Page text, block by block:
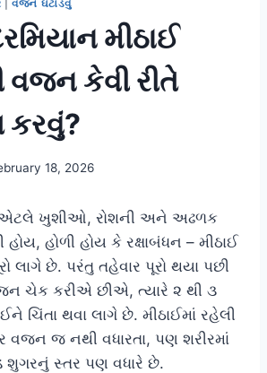
|વજન ઘટાડવું
મીઠાઈ
વજન કેવી રીતે
કરવું?
18, 2026
એટલે ખુશીઓ, રોશની અને અઢળક
હોય, હોળી હોય કે રક્ષાબંધન – મીઠાઈ
લાગે છે. પરંતુ તહેવાર પૂરો થયા પછી
ચેક કરીએ છીએ, ત્યારે ૨ થી ૩
ચિંતા થવા લાગે છે. મીઠાઈમાં રહેલી
વજન જ નથી વધારતા, પણ શરીરમાં
સ્તર પણ વધારે છે.